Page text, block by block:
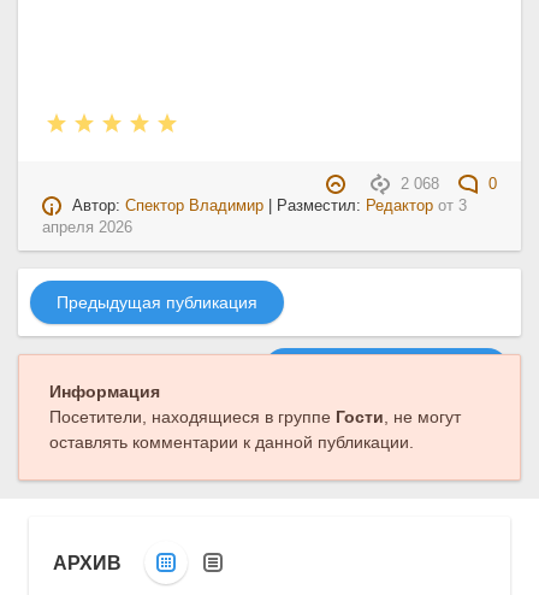
2 068
0
Автор:Спектор Владимир | Разместил: Редактор от 3
апреля 2026
Предыдущая публикация
Информация
Посетители, находящиеся в группе Гости , не могут
оставлять комментарии к данной публикации.
АРХИВ